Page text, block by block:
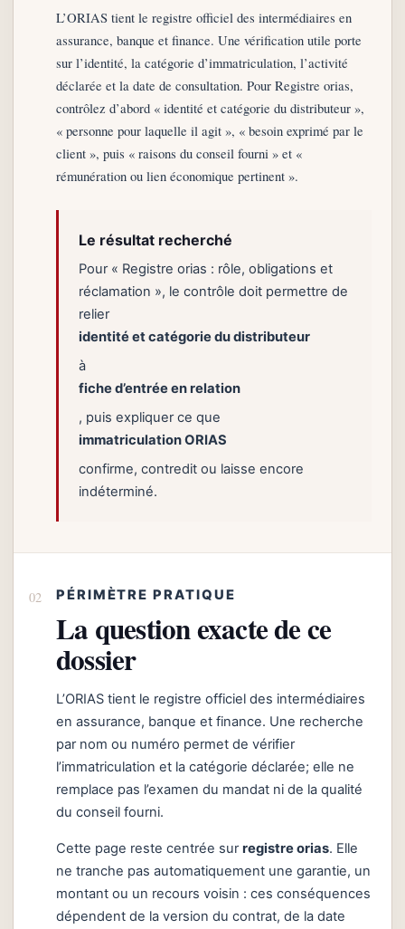
L’ORIAS tient le registre officiel des intermédiaires en
assurance, banque et finance. Une vérification utile porte
sur l’identité, la catégorie d’immatriculation, l’activité
déclarée et la date de consultation. Pour Registre orias,
contrôlez d’abord « identité et catégorie du distributeur »,
« personne pour laquelle il agit », « besoin exprimé par le
client », puis « raisons du conseil fourni » et «
rémunération ou lien économique pertinent ».
Le résultat recherché
Pour « Registre orias : rôle, obligations et
réclamation », le contrôle doit permettre de
relier
identité et catégorie du distributeur
à
fiche d’entrée en relation
, puis expliquer ce que
immatriculation ORIAS
confirme, contredit ou laisse encore
indéterminé.
PÉRIMÈTRE PRATIQUE
La question exacte de ce
dossier
L’ORIAS tient le registre officiel des intermédiaires
en assurance, banque et finance. Une recherche
par nom ou numéro permet de vérifier
l’immatriculation et la catégorie déclarée; elle ne
remplace pas l’examen du mandat ni de la qualité
du conseil fourni.
Cette page reste centrée surregistre orias. Elle
ne tranche pas automatiquement une garantie, un
montant ou un recours voisin : ces conséquences
dépendent de la version du contrat, de la date